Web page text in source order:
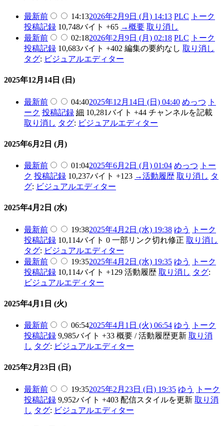
最新前 14:132026年2月9日 (月) 14:13 PLC
トーク
投稿記録 10,748バイト +65 →概要 取り消し
最新前 02:182026年2月9日 (月) 02:18 PLC
トーク
投稿記録 10,683バイト +402 編集の要約なし 取り消し
タグ: ビジュアルエディター
2025年12月14日 (日)
最新前 04:402025年12月14日 (日) 04:40 めっつ
ト
ーク 投稿記録 細 10,281バイト +44 チャンネルを記載
取り消し タグ: ビジュアルエディター
2025年6月2日 (月)
最新前 01:042025年6月2日 (月) 01:04 めっつ
トー
ク 投稿記録 10,237バイト +123 →活動履歴 取り消し タ
グ: ビジュアルエディター
2025年4月2日 (水)
最新前 19:382025年4月2日 (水) 19:38 ゆう
トーク
投稿記録 10,114バイト 0 一部リンク切れ修正 取り消し
タグ: ビジュアルエディター
最新前 19:352025年4月2日 (水) 19:35 ゆう
トーク
投稿記録 10,114バイト +129 活動履歴 取り消し タグ:
ビジュアルエディター
2025年4月1日 (火)
最新前 06:542025年4月1日 (火) 06:54 ゆう
トーク
投稿記録 9,985バイト +33 概要 / 活動履歴更新 取り消
し タグ: ビジュアルエディター
2025年2月23日 (日)
最新前 19:352025年2月23日 (日) 19:35 ゆう
トーク
投稿記録 9,952バイト +403 配信スタイルを更新 取り消
し タグ: ビジュアルエディター